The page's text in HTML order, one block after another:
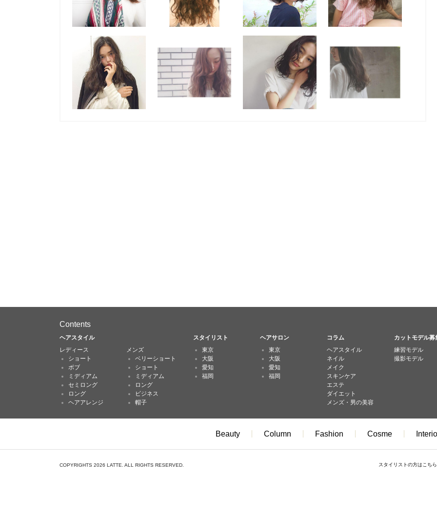
Contents
ヘアスタイル スタイリスト ヘアサロン コラム
カットモデル募
レディース
ショート
ボブ
ミディアム
セミロング
ロング
ヘアアレンジ
メンズ
ベリーショート
ショート
ミディアム
ロング
ビジネス
帽子
東京
大阪
愛知
福岡
東京
大阪
愛知
福岡
ヘアスタイル
ネイル
メイク
スキンケア
エステ
ダイエット
メンズ・男の美容
練習モデル
撮影モデル
Beauty Column Fashion Cosme
COPYRIGHTS 2026 LATTE. ALL RIGHTS RESERVED. スタイリストの方はこちら